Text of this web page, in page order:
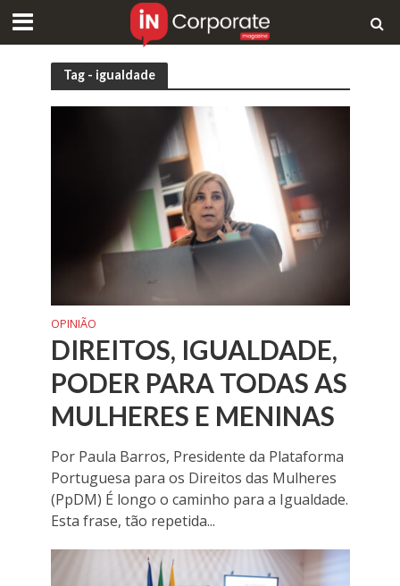
Tag - igualdade
OPINIÃO
DIREITOS, IGUALDADE,
PODER PARA TODAS AS
MULHERES E MENINAS
Por Paula Barros, Presidente da Plataforma
Portuguesa para os Direitos das Mulheres
(PpDM) É longo o caminho para a Igualdade.
Esta frase, tão repetida...